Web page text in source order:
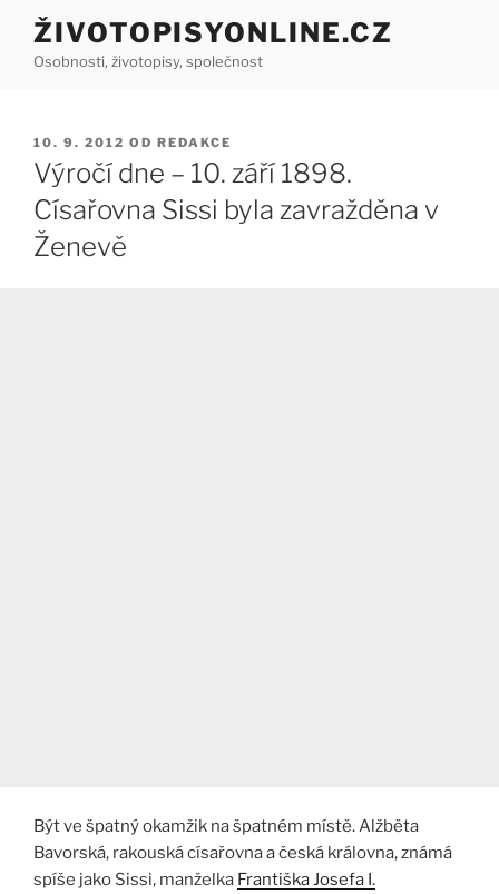
Přejít
obsahu
ŽIVOTOPISYONLINE.CZ
Osobnosti, životopisy, společnost
PUBLIKOVÁNO
10. 9. 2012 OD REDAKCE
Výročí dne – 10. září 1898.
Císařovna Sissi byla zavražděna v
Ženevě
Být ve špatný okamžik na špatném místě. Alžběta
Bavorská, rakouská císařovna a česká královna, známá
spíše jako Sissi, manželka Františka Josefa I.